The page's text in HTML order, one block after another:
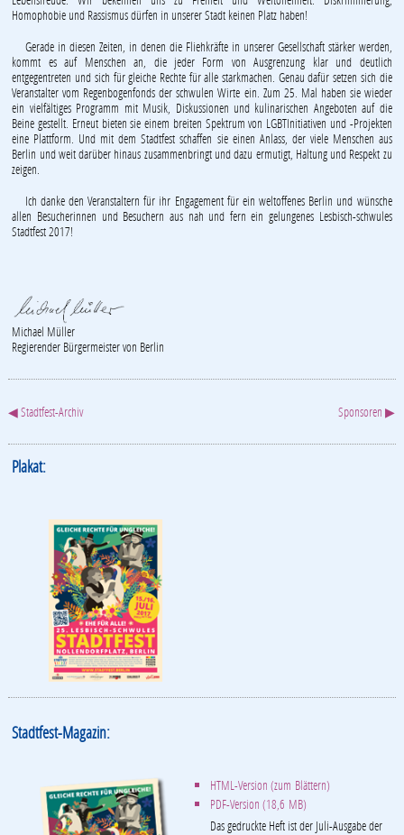
Homophobie und Rassismus dürfen in unserer Stadt keinen Platz haben!
Gerade in diesen Zeiten, in denen die Fliehkräfte in unserer Gesellschaft stärker werden,
kommt es auf Menschen an, die jeder Form von Ausgrenzung klar und deutlich
entgegentreten und sich für gleiche Rechte für alle starkmachen. Genau dafür setzen sich die
Veranstalter vom Regenbogenfonds der schwulen Wirte ein. Zum 25. Mal haben sie wieder
ein vielfältiges Programm mit Musik, Diskussionen und kulinarischen Angeboten auf die
Beine gestellt. Erneut bieten sie einem breiten Spektrum von LGBTInitiativen und -Projekten
eine Plattform. Und mit dem Stadtfest schaffen sie einen Anlass, der viele Menschen aus
Berlin und weit darüber hinaus zusammenbringt und dazu ermutigt, Haltung und Respekt zu
zeigen.
Ich danke den Veranstaltern für ihr Engagement für ein weltoffenes Berlin und wünsche
allen Besucherinnen und Besuchern aus nah und fern ein gelungenes Lesbisch-schwules
Stadtfest 2017!
Michael Müller
Regierender Bürgermeister von Berlin
◀ Stadtfest-Archiv Sponsoren ▶
Plakat:
Stadtfest-Magazin:
HTML-Version (zum Blättern)
PDF-Version (18,6 MB)
Das gedruckte Heft ist der Juli-Ausgabe der